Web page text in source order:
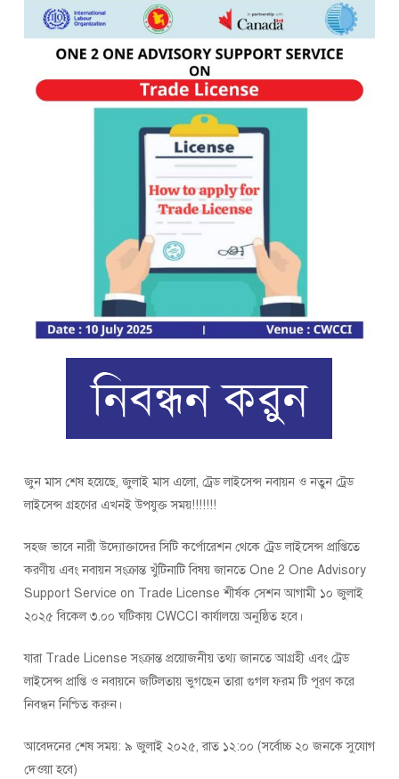
জুন মাস শেষ হয়েছে, জুলাই মাস এলো, ট্রেড লাইসেন্স নবায়ন ও নতুন ট্রেড
লাইসেন্স গ্রহণের এখনই উপযুক্ত সময়!!!!!!!
সহজ ভাবে নারী উদ্যোক্তাদের সিটি কর্পোরেশন থেকে ট্রেড লাইসেন্স প্রাপ্তিতে
করণীয় এবং নবায়ন সংক্রান্ত খুঁটিনাটি বিষয় জানতে One 2 One Advisory
Support Service on Trade License শীর্ষক সেশন আগামী ১০ জুলাই
২০২৫ বিকেল ৩.০০ ঘটিকায় CWCCI কার্যালয়ে অনুষ্ঠিত হবে।
যারা Trade License সংক্রান্ত প্রয়োজনীয় তথ্য জানতে আগ্রহী এবং ট্রেড
লাইসেন্স প্রাপ্তি ও নবায়নে জটিলতায় ভুগছেন তারা গুগল ফরম টি পূরণ করে
নিবন্ধন নিশ্চিত করুন।
আবেদনের শেষ সময়: ৯ জুলাই ২০২৫, রাত ১২:০০ (সর্বোচ্চ ২০ জনকে সুযোগ
দেওয়া হবে)